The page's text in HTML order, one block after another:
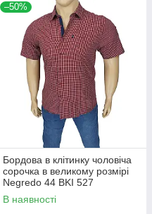
–50%
Бордова в клітинку чоловіча
сорочка в великому розмірі
Negredo 44 BKI 527
В наявності